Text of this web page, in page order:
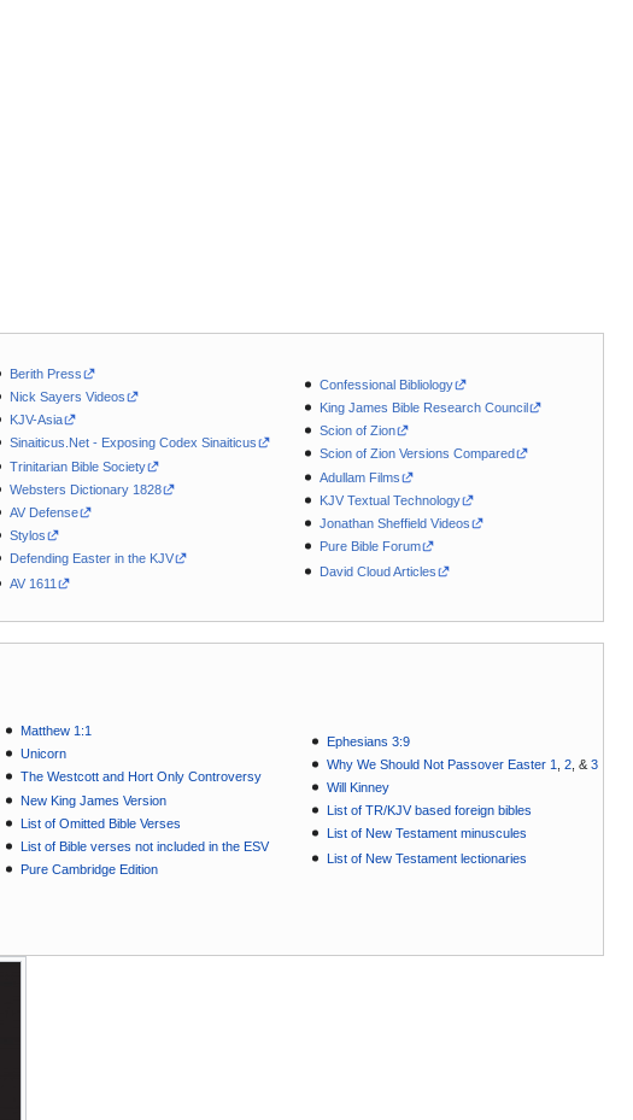
Berith Press
Nick Sayers Videos
KJV-Asia
Sinaiticus.Net - Exposing Codex Sinaiticus
Trinitarian Bible Society
Websters Dictionary 1828
AV Defense
Stylos
Defending Easter in the KJV
AV 1611
Confessional Bibliology
King James Bible Research Council
Scion of Zion
Scion of Zion Versions Compared
Adullam Films
KJV Textual Technology
Jonathan Sheffield Videos
Pure Bible Forum
David Cloud Articles
Matthew 1:1
Unicorn
The Westcott and Hort Only Controversy
New King James Version
List of Omitted Bible Verses
List of Bible verses not included in the ESV
Pure Cambridge Edition
Ephesians 3:9
Why We Should Not Passover Easter 1
,2 , &3
Will Kinney
List of TR/KJV based foreign bibles
List of New Testament minuscules
List of New Testament lectionaries